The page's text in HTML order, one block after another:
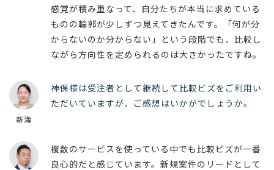
感覚が積み重なって、自分たちが本当に求めている
ものの輪郭が少しずつ見えてきたんです。「何が分
からないのか分からない」という段階でも、比較し
ながら方向性を定められるのは大きかったですね。
新海
神保様は受注者として継続して比較ビズをご利用い
ただいていますが、ご感想はいかがでしょうか。
複数のサービスを使っている中でも比較ビズが一番
良心的だと感じています。新規案件のリードとして